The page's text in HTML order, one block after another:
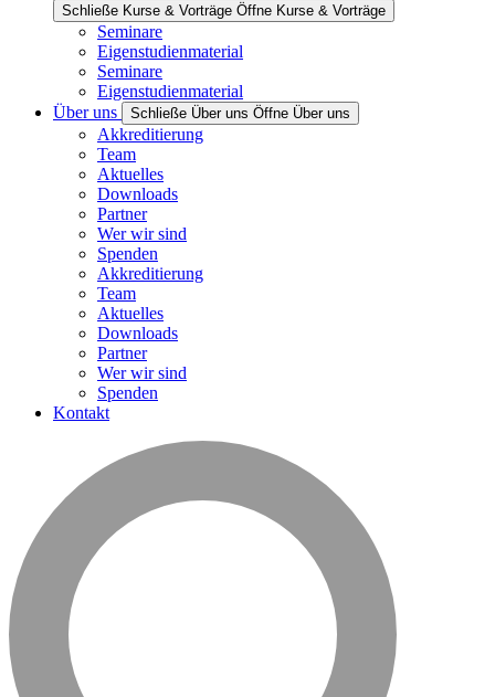
Schließe Kurse & Vorträge Öffne Kurse & Vorträge
Seminare
Eigenstudienmaterial
Seminare
Eigenstudienmaterial
Über uns
Schließe Über uns Öffne Über uns
Akkreditierung
Team
Aktuelles
Downloads
Partner
Wer wir sind
Spenden
Akkreditierung
Team
Aktuelles
Downloads
Partner
Wer wir sind
Spenden
Kontakt